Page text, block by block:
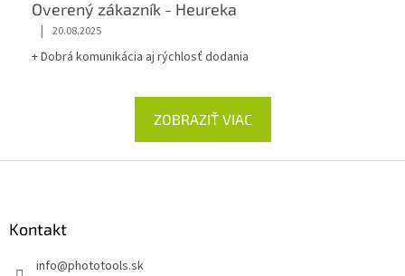
Overený zákazník - Heureka
| 20.08.2025
+ Dobrá komunikácia aj rýchlosť dodania
ZOBRAZIŤ VIAC
Kontakt
info@phototools.sk